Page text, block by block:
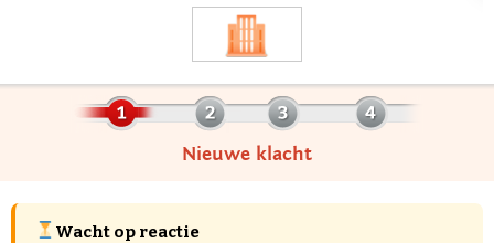
Nieuwe klacht
Wacht op reactie